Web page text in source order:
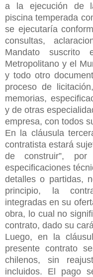
a la ejecución de
piscina temperada
se ejecutaría
consultas,
Mandato suscrito
Metropolitano y el
y todo otro
proceso de
memorias,
y de otras
empresa, con todos
En la cláusula
contratista estará
de construir”,
especificaciones
detalles o partidas,
principio, la
integradas en su
obra, lo cual no
contrato, dado su
Luego, en la
presente contrato
chilenos, sin
incluidos. El pago